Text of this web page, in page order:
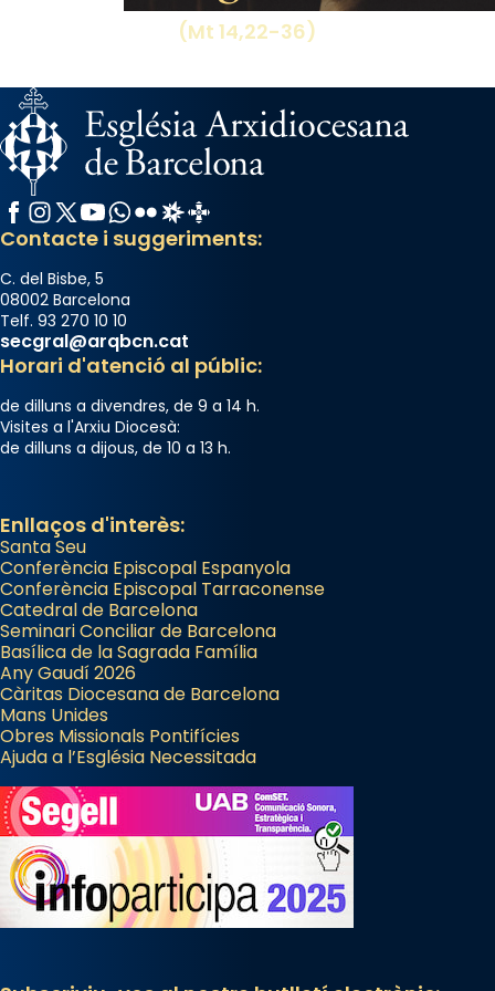
(Mt 14,22-36)
Facebook
Instagram
X / Twitter
YouTube
WhatsApp
FlickrRadio Estel
Catalunya Cristiana
Contacte i suggeriments:
C. del Bisbe, 5
08002 Barcelona
Telf. 93 270 10 10
secgral@arqbcn.cat
Horari d'atenció al públic:
de dilluns a divendres, de 9 a 14 h.
Visites a l'Arxiu Diocesà:
de dilluns a dijous, de 10 a 13 h.
Enllaços d'interès:
Santa Seu
Conferència Episcopal Espanyola
Conferència Episcopal Tarraconense
Catedral de Barcelona
Seminari Conciliar de Barcelona
Basílica de la Sagrada Família
Any Gaudí 2026
Càritas Diocesana de Barcelona
Mans Unides
Obres Missionals Pontifícies
Ajuda a l’Església Necessitada